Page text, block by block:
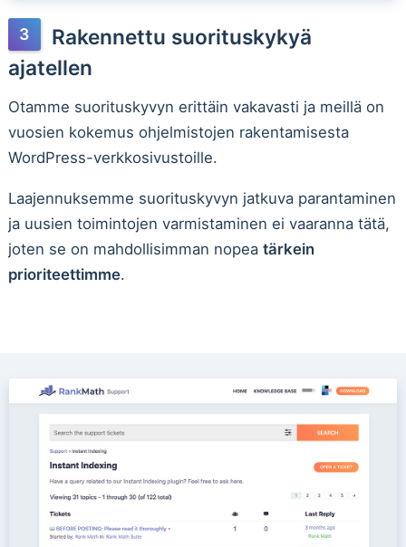
Rakennettu suorituskykyä
ajatellen
Otamme suorituskyvyn erittäin vakavasti ja meillä on
vuosien kokemus ohjelmistojen rakentamisesta
WordPress-verkkosivustoille.
Laajennuksemme suorituskyvyn jatkuva parantaminen
ja uusien toimintojen varmistaminen ei vaaranna tätä,
joten se on mahdollisimman nopea tärkein
prioriteettimme.